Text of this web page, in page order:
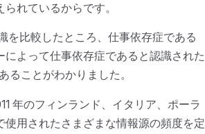
れているからです。
を比較したところ、仕事依存症である
によって仕事依存症であると認識された
ることがわかりました。
年のフィンランド、イタリア、ポーラ
使用されたさまざまな情報源の頻度を定